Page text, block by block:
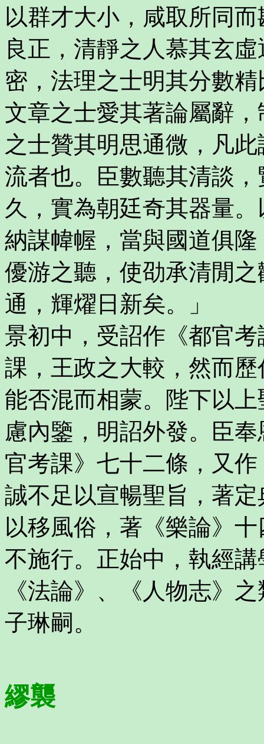
以群才大小，咸取所同
良正，清靜之人慕其玄
密，法理之士明其分數
文章之士愛其著論屬辭
之士贊其明思通微，凡
流者也。臣數聽其清談
久，實為朝廷奇其器量
納謀幃幄，當與國道俱
優游之聽，使劭承清閒
通，輝燿日新矣。」
景初中，受詔作《都官
課，王政之大較，然而
能否混而相蒙。陛下以
慮內鑒，明詔外發。臣
官考課》七十二條，又
誠不足以宣暢聖旨，著
以移風俗，著《樂論》
不施行。正始中，執經
《法論》、《人物志》
子琳嗣。
繆襲